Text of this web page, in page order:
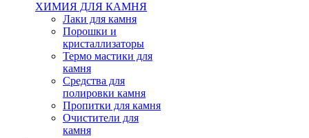
ХИМИЯ ДЛЯ КАМНЯ
Лаки для камня
Порошки и
кристаллизаторы
Термо мастики для
камня
Средства для
полировки камня
Пропитки для камня
Очистители для
камня